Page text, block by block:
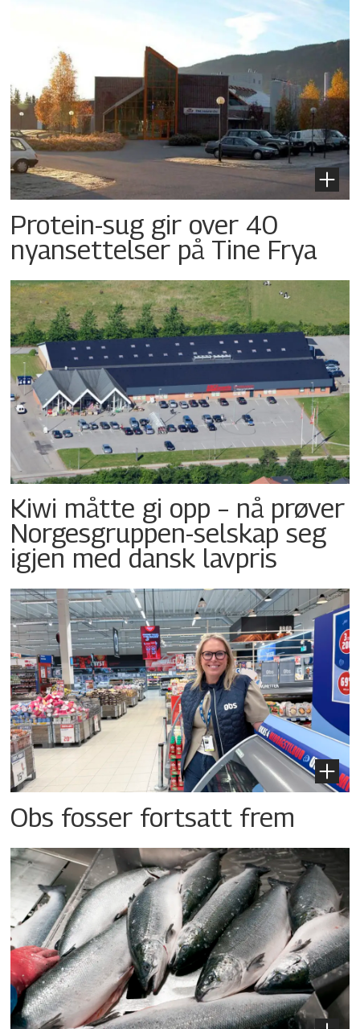
Protein-sug gir over 40
nyansettelser på Tine Frya
Kiwi måtte gi opp – nå prøver
Norgesgruppen-selskap seg
igjen med dansk lavpris
Obs fosser fortsatt frem